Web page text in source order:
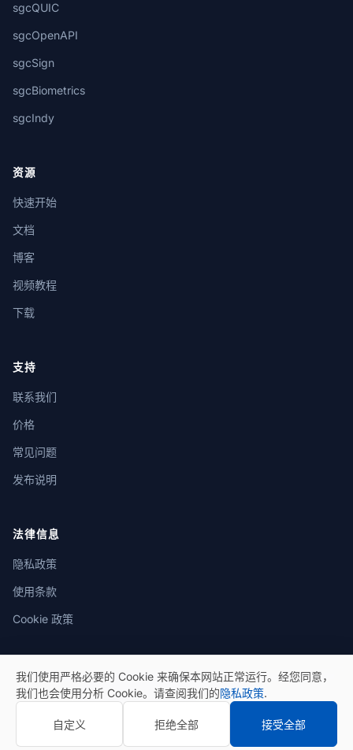
sgcQUIC
sgcOpenAPI
sgcSign
sgcBiometrics
sgcIndy
资源
快速开始
文档
博客
视频教程
下载
支持
联系我们
价格
常见问题
发布说明
法律信息
隐私政策
使用条款
Cookie 政策
© 2026 eSeGeCe。保留所有权利。
隐私政策使用条款
我们使用严格必要的 Cookie 来确保本网站正常运行。经您同意，
我们也会使用分析 Cookie。请查阅我们的隐私政策.
自定义 拒绝全部 接受全部